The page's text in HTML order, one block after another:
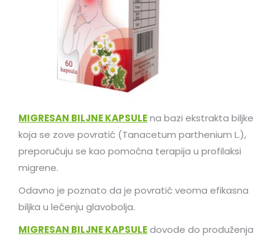
MIGRESAN BILJNE KAPSULEna bazi ekstrakta biljke
koja se zove povratić (Tanacetum parthenium L.),
preporučuju se kao pomoćna terapija u profilaksi
migrene.
Odavno je poznato da je povratić veoma efikasna
biljka u lečenju glavobolja.
MIGRESAN BILJNE KAPSULEdovode do produženja